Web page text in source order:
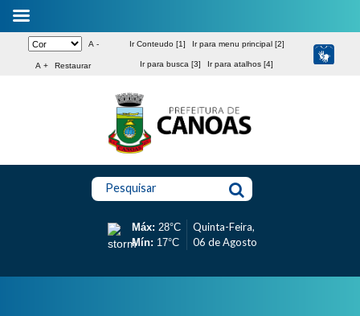
A -
A + Restaurar
Ir Conteudo [1] Ir para menu principal [2]
Ir para busca [3] Ir para atalhos [4]
Pesquisar
Máx: 28°C
Mín: 17°C
Quinta-Feira,
06 de Agosto